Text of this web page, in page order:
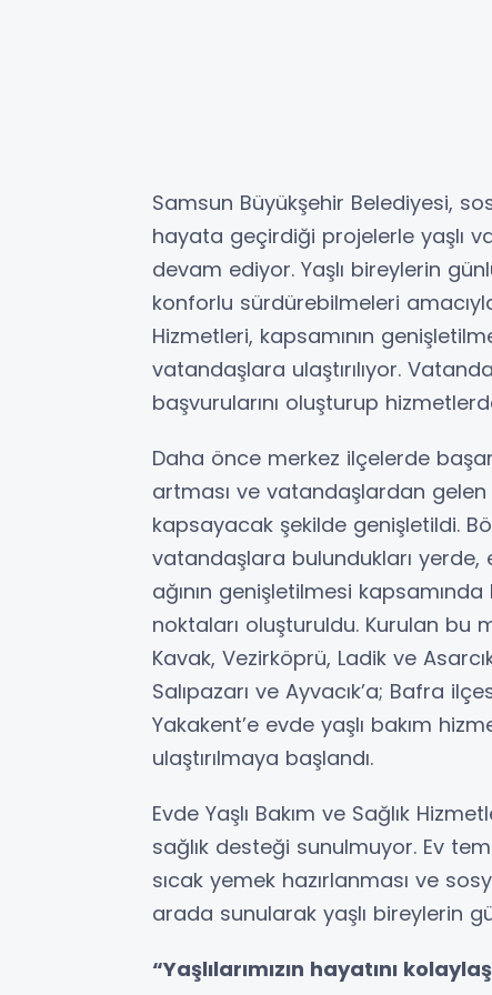
Samsun Büyükşehir Belediyesi,
hayata geçirdiği projelerle yaşlı
devam ediyor. Yaşlı bireylerin
konforlu sürdürebilmeleri
Hizmetleri, kapsamının
vatandaşlara ulaştırılıyor.
başvurularını oluşturup
Daha önce merkez ilçelerde
artması ve vatandaşlardan
kapsayacak şekilde genişletildi.
vatandaşlara bulundukları yerde,
ağının genişletilmesi
noktaları oluşturuldu. Kurulan bu
Kavak, Vezirköprü, Ladik ve
Salıpazarı ve Ayvacık’a; Bafra
Yakakent’e evde yaşlı bakım
ulaştırılmaya başlandı.
Evde Yaşlı Bakım ve Sağlık
sağlık desteği sunulmuyor. Ev
sıcak yemek hazırlanması ve
arada sunularak yaşlı bireylerin
“Yaşlılarımızın hayatını